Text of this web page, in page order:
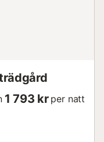
1 793 kr per natt